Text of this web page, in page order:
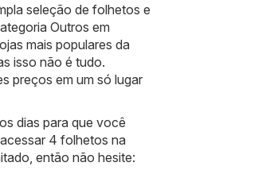
seleção de folhetos e
Outros em
mais populares da
isso não é tudo.
preços em um só lugar
dias para que você
4 folhetos na
então não hesite: